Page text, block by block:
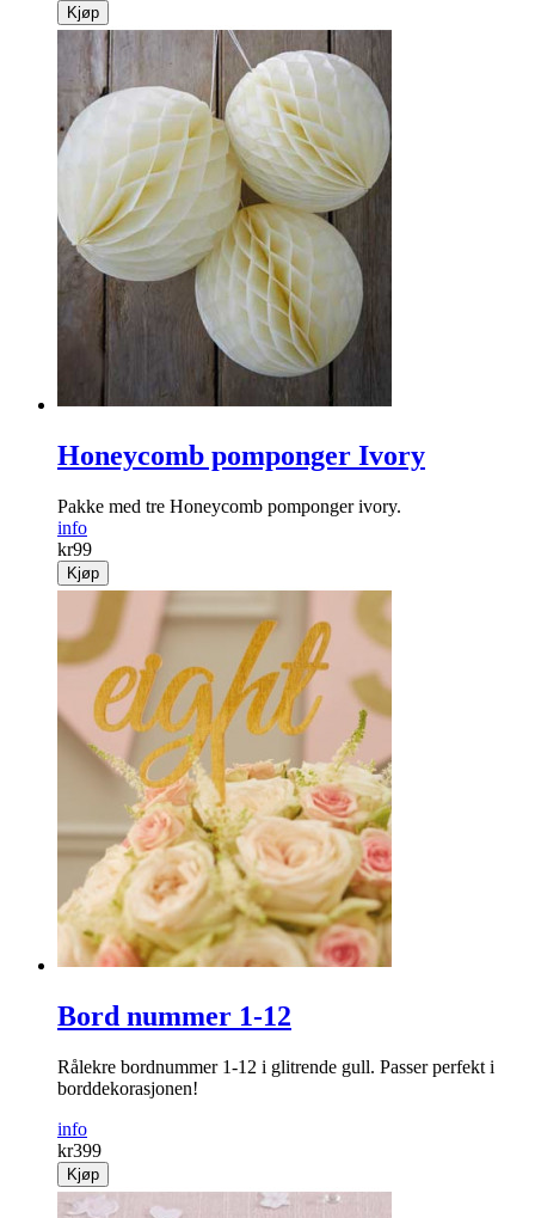
Kjøp
Honeycomb pomponger Ivory
Pakke med tre Honeycomb pomponger ivory.
info
kr99
Kjøp
Bord nummer 1-12
Rålekre bordnummer 1-12 i glitrende gull. Passer perfekt i
borddekorasjonen!
info
kr399
Kjøp